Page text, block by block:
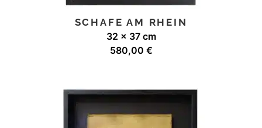
SCHAFE AM RHEIN
32 x 37 cm
580,00 €